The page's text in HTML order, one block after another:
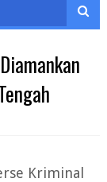
Kriminal